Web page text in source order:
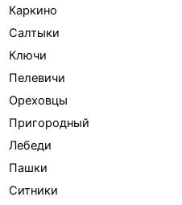
Каркино
Салтыки
Ключи
Пелевичи
Ореховцы
Пригородный
Лебеди
Пашки
Ситники